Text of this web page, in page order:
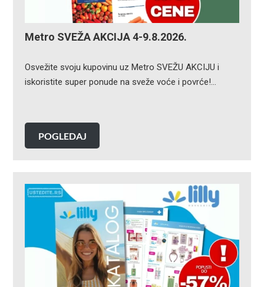
Metro SVEŽA AKCIJA 4-9.8.2026.
Osvežite svoju kupovinu uz Metro SVEŽU AKCIJU i
iskoristite super ponude na sveže voće i povrće!…
POGLEDAJ